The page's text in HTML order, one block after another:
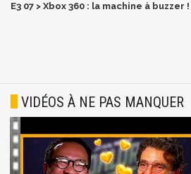
E3 07 > Xbox 360 : la machine à buzzer !
VIDÉOS À NE PAS MANQUER